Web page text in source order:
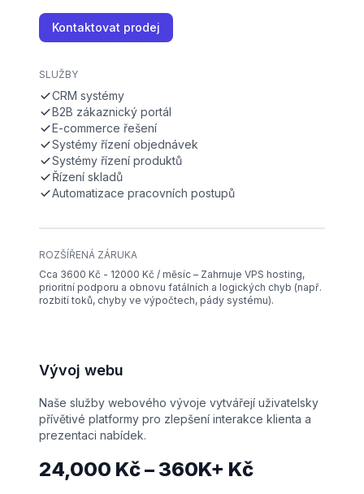
Kontaktovat prodej
SLUŽBY
CRM systémy
B2B zákaznický portál
E-commerce řešení
Systémy řízení objednávek
Systémy řízení produktů
Řízení skladů
Automatizace pracovních postupů
ROZŠÍŘENÁ ZÁRUKA
Cca 3600 Kč - 12000 Kč / měsíc – Zahrnuje VPS hosting,
prioritní podporu a obnovu fatálních a logických chyb (např.
rozbití toků, chyby ve výpočtech, pády systému).
Vývoj webu
Naše služby webového vývoje vytvářejí uživatelsky
přívětivé platformy pro zlepšení interakce klienta a
prezentaci nabídek.
24,000 Kč – 360K+ Kč